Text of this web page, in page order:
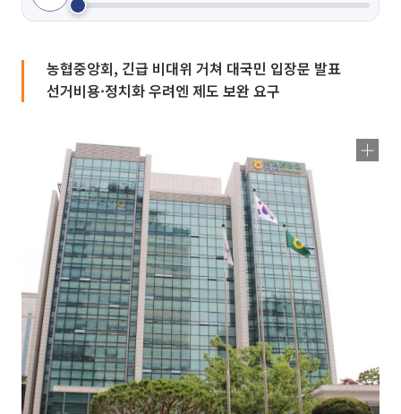
농협중앙회, 긴급 비대위 거쳐 대국민 입장문 발표
선거비용·정치화 우려엔 제도 보완 요구